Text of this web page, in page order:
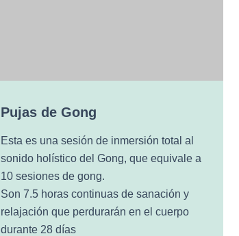
Pujas de Gong
Esta es una sesión de inmersión total al
sonido holístico del Gong, que equivale a
10 sesiones de gong.
Son 7.5 horas continuas de sanación y
relajación que perdurarán en el cuerpo
durante 28 días